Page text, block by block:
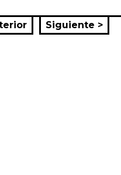
Siguiente >